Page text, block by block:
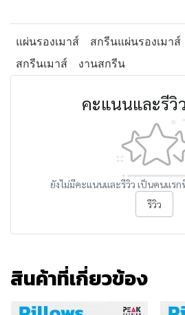
แผ่นรองเมาส์ สกรีนแผ่นรองเมาส์
สกรีนเมาส์
งานสกรีน
คะแนนและรีวิ
ยังไม่มีคะแนนและรีวิว เป็นคนแร
รีวิว
สินค้าที่เกี่ยวข้อง